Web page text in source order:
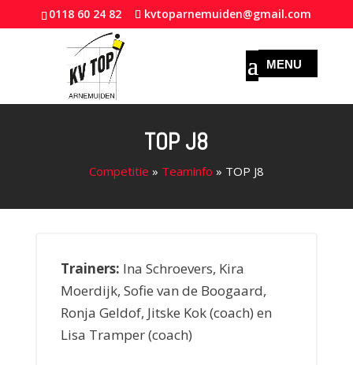
0118 60 24 82 kvtoparnemuiden@gmail.com
TOP J8
Competitie » Teaminfo » TOP J8
Trainers: Ina Schroevers, Kira
Moerdijk, Sofie van de Boogaard,
Ronja Geldof, Jitske Kok (coach) en
Lisa Tramper (coach)